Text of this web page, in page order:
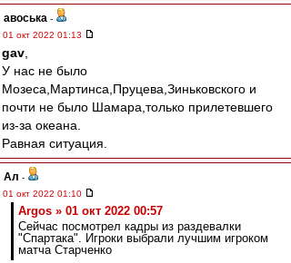
авоська -
01 окт 2022 01:13
gav
У нас не было
Мозеса,Мартинса,Пруцева,Зиньковского и
почти не было Шамара,только прилетевшего
из-за океана.
Равная ситуация.
Ал -
01 окт 2022 01:10
Argos » 01 окт 2022 00:57
Сейчас посмотрел кадры из раздевалки
"Спартака". Игроки выбрали лучшим игроком
матча Старченко